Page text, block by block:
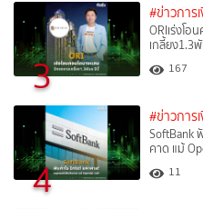
3
#ข่าวการ
ORIเร่งโ
เกลี้ยง1.3
167
4
#ข่าวการ
SoftBank
คาด แม้
11